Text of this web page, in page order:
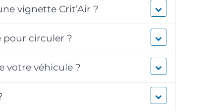
vignette Crit’Air ?
pour circuler ?
votre véhicule ?